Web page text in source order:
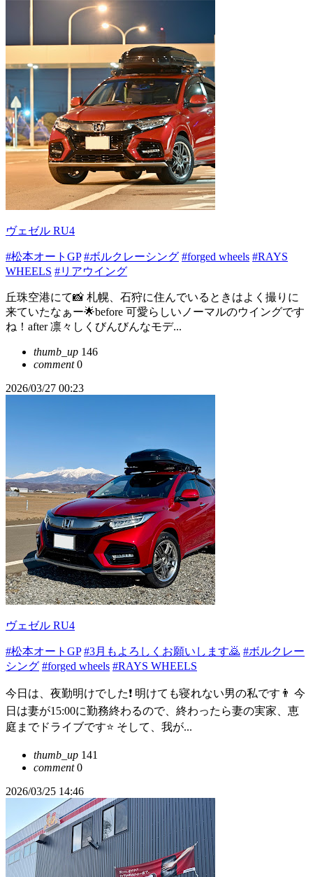
ヴェゼル RU4
#松本オートGP #ボルクレーシング #forged wheels #RAYS
WHEELS #リアウイング
丘珠空港にて📸 札幌、石狩に住んでいるときはよく撮りに
来ていたなぁー🌟before 可愛らしいノーマルのウイングです
ね！after 凛々しくびんびんなモデ...
thumb_up 146
comment0
2026/03/27 00:23
ヴェゼル RU4
#松本オートGP #3月もよろしくお願いします🙇 #ボルクレー
シング #forged wheels #RAYS WHEELS
今日は、夜勤明けでした❗️ 明けても寝れない男の私です👨 今
日は妻が15:00に勤務終わるので、終わったら妻の実家、恵
庭までドライブです⭐️ そして、我が...
thumb_up 141
comment0
2026/03/25 14:46